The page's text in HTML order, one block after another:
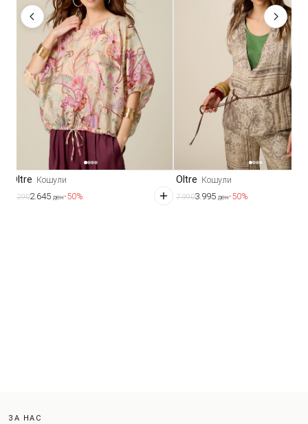
Oltre Кошули
5.2902.645 ден-50%
Oltre Кошули
7.9903.995 ден-50%
ЗА НАС